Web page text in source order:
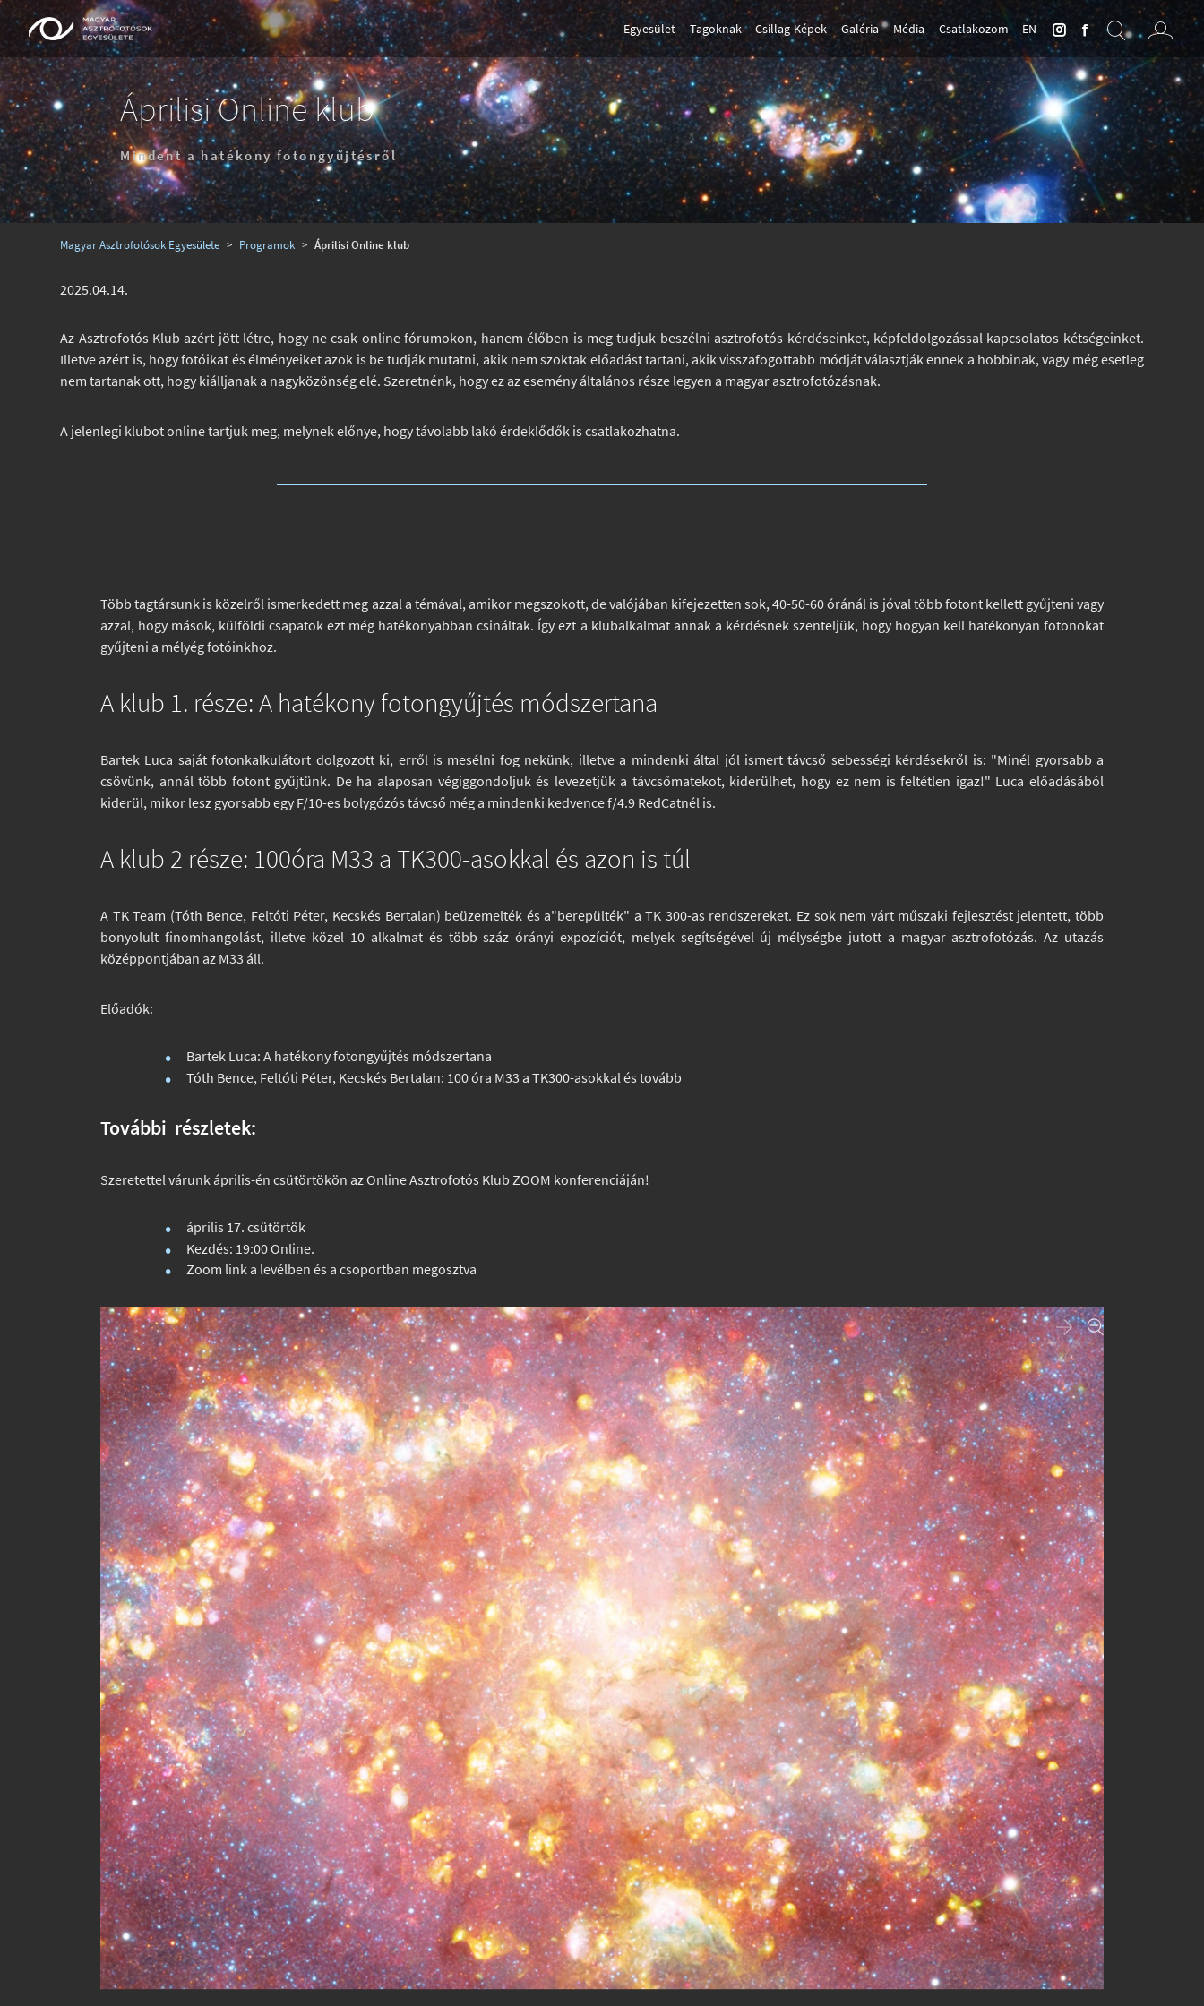
Egyesület Tagoknak Csillag-Képek Galéria Média Csatlakozom EN
Áprilisi Online klub
Mindent a hatékony fotongyűjtésről
Magyar Asztrofotósok Egyesülete > Programok > Áprilisi Online klub
2025.04.14.
Az Asztrofotós Klub azért jött létre, hogy ne csak online fórumokon, hanem élőben is meg tudjuk beszélni asztrofotós kérdéseinket, képfeldolgozással kapcsolatos kétségeinket.
Illetve azért is, hogy fotóikat és élményeiket azok is be tudják mutatni, akik nem szoktak előadást tartani, akik visszafogottabb módját választják ennek a hobbinak, vagy még esetleg
nem tartanak ott, hogy kiálljanak a nagyközönség elé. Szeretnénk, hogy ez az esemény általános része legyen a magyar asztrofotózásnak.
A jelenlegi klubot online tartjuk meg, melynek előnye, hogy távolabb lakó érdeklődők is csatlakozhatna.
Több tagtársunk is közelről ismerkedett meg azzal a témával, amikor megszokott, de valójában kifejezetten sok, 40-50-60 óránál is jóval több fotont kellett gyűjteni vagy
azzal, hogy mások, külföldi csapatok ezt még hatékonyabban csináltak. Így ezt a klubalkalmat annak a kérdésnek szenteljük, hogy hogyan kell hatékonyan fotonokat
gyűjteni a mélyég fotóinkhoz.
A klub 1. része: A hatékony fotongyűjtés módszertana
Bartek Luca saját fotonkalkulátort dolgozott ki, erről is mesélni fog nekünk, illetve a mindenki által jól ismert távcső sebességi kérdésekről is: "Minél gyorsabb a
csövünk, annál több fotont gyűjtünk. De ha alaposan végiggondoljuk és levezetjük a távcsőmatekot, kiderülhet, hogy ez nem is feltétlen igaz!" Luca előadásából
kiderül, mikor lesz gyorsabb egy F/10-es bolygózós távcső még a mindenki kedvence f/4.9 RedCatnél is.
A klub 2 része: 100óra M33 a TK300-asokkal és azon is túl
A TK Team (Tóth Bence, Feltóti Péter, Kecskés Bertalan) beüzemelték és a"berepülték" a TK 300-as rendszereket. Ez sok nem várt műszaki fejlesztést jelentett, több
bonyolult finomhangolást, illetve közel 10 alkalmat és több száz órányi expozíciót, melyek segítségével új mélységbe jutott a magyar asztrofotózás. Az utazás
középpontjában az M33 áll.
Előadók:
Bartek Luca: A hatékony fotongyűjtés módszertana
Tóth Bence, Feltóti Péter, Kecskés Bertalan: 100 óra M33 a TK300-asokkal és tovább
További részletek:
Szeretettel várunk április-én csütörtökön az Online Asztrofotós Klub ZOOM konferenciáján!
április 17. csütörtök
Kezdés: 19:00 Online.
Zoom link a levélben és a csoportban megosztva